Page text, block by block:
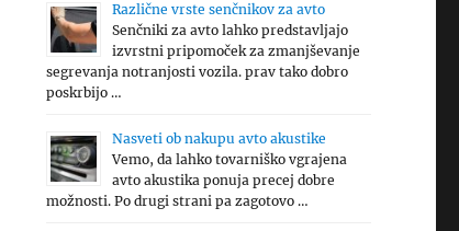
Različne vrste senčnikov za avto
Senčniki za avto lahko predstavljajo
izvrstni pripomoček za zmanjševanje
segrevanja notranjosti vozila. prav tako dobro
poskrbijo …
Nasveti ob nakupu avto akustike
Vemo, da lahko tovarniško vgrajena
avto akustika ponuja precej dobre
možnosti. Po drugi strani pa zagotovo …